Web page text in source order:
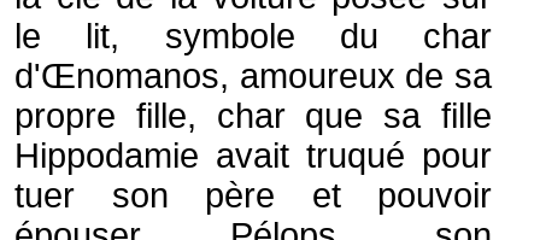
le lit, symbole du char
d'Œnomanos, amoureux de sa
propre fille, char que sa fille
Hippodamie avait truqué pour
tuer son père et pouvoir